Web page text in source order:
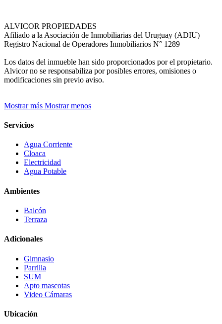
ALVICOR PROPIEDADES
Afiliado a la Asociación de Inmobiliarias del Uruguay (ADIU)
Registro Nacional de Operadores Inmobiliarios N° 1289
Los datos del inmueble han sido proporcionados por el propietario.
Alvicor no se responsabiliza por posibles errores, omisiones o
modificaciones sin previo aviso.
Mostrar más Mostrar menos
Servicios
Agua Corriente
Cloaca
Electricidad
Agua Potable
Ambientes
Balcón
Terraza
Adicionales
Gimnasio
Parrilla
SUM
Apto mascotas
Video Cámaras
Ubicación